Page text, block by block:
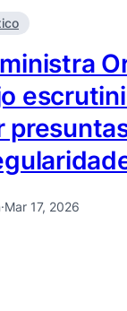
·Mar 17, 2026